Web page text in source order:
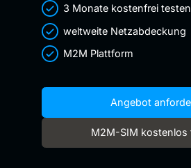
3 Monate kostenfrei testen
weltweite Netzabdeckung
M2M Plattform
Angebot
M2M-SIM kostenlos